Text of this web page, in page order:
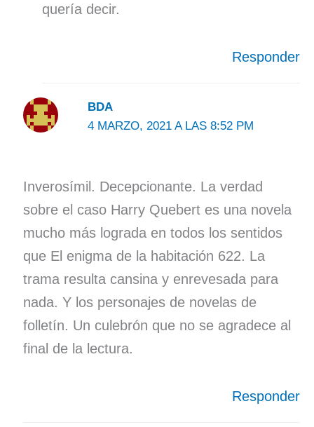
quería decir.
Responder
BDA
4 MARZO, 2021 A LAS 8:52 PM
Inverosímil. Decepcionante. La verdad
sobre el caso Harry Quebert es una novela
mucho más lograda en todos los sentidos
que El enigma de la habitación 622. La
trama resulta cansina y enrevesada para
nada. Y los personajes de novelas de
folletín. Un culebrón que no se agradece al
final de la lectura.
Responder